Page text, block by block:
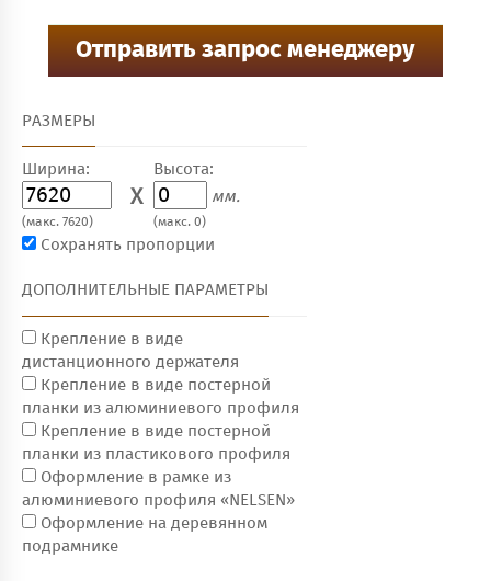
РАЗМЕРЫ
Ширина:
X
(макс. 7620)
Высота:
мм.
(макс. 0)
Сохранять пропорции
ДОПОЛНИТЕЛЬНЫЕ ПАРАМЕТРЫ
Крепление в виде
дистанционного держателя
Крепление в виде постерной
планки из алюминиевого профиля
Крепление в виде постерной
планки из пластикового профиля
Оформление в рамке из
алюминиевого профиля «NELSEN»
Оформление на деревянном
подрамнике